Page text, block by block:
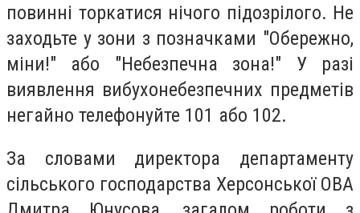
повинні торкатися нічого підозрілого. Не
заходьте у зони з позначками "Обережно,
міни!" або "Небезпечна зона!" У разі
виявлення вибухонебезпечних предметів
негайно телефонуйте 101 або 102.
За словами директора департаменту
сільського господарства Херсонської ОВА